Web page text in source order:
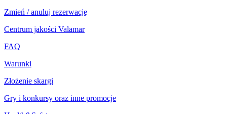
Zmień / anuluj rezerwację
Centrum jakości Valamar
FAQ
Warunki
Złożenie skargi
Gry i konkursy oraz inne promocje